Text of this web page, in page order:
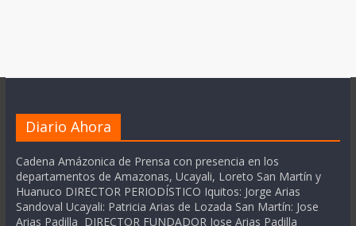
Diario Ahora
Cadena Amázonica de Prensa con presencia en los
departamentos de Amazonas, Ucayali, Loreto San Martín y
Huanuco DIRECTOR PERIODÍSTICO Iquitos: Jorge Arias
Sandoval Ucayali: Patricia Arias de Lozada San Martín: Jose
Arias Padilla DIRECTOR FUNDADOR Jose Arias Padilla